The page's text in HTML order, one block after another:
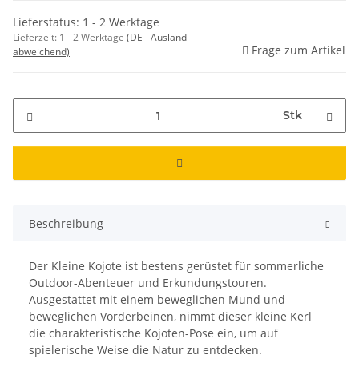
Lieferstatus: 1 - 2 Werktage
Lieferzeit: 1 - 2 Werktage (DE - Ausland
abweichend)
Frage zum Artikel
Stk
Beschreibung
Der Kleine Kojote ist bestens gerüstet für sommerliche
Outdoor-Abenteuer und Erkundungstouren.
Ausgestattet mit einem beweglichen Mund und
beweglichen Vorderbeinen, nimmt dieser kleine Kerl
die charakteristische Kojoten-Pose ein, um auf
spielerische Weise die Natur zu entdecken.